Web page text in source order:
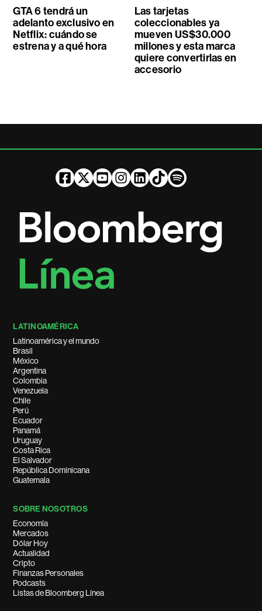
GTA 6 tendrá un
adelanto exclusivo en
Netflix: cuándo se
estrena y a qué hora
Las tarjetas
coleccionables ya
mueven US$30.000
millones y esta marca
quiere convertirlas en
accesorio
LATINOAMÉRICA
Latinoamérica y el mundo
Brasil
México
Argentina
Colombia
Venezuela
Chile
Perú
Ecuador
Panamá
Uruguay
Costa Rica
El Salvador
República Dominicana
Guatemala
SOBRE NOSOTROS
Economía
Mercados
Dólar Hoy
Actualidad
Cripto
Finanzas Personales
Podcasts
Listas de Bloomberg Línea